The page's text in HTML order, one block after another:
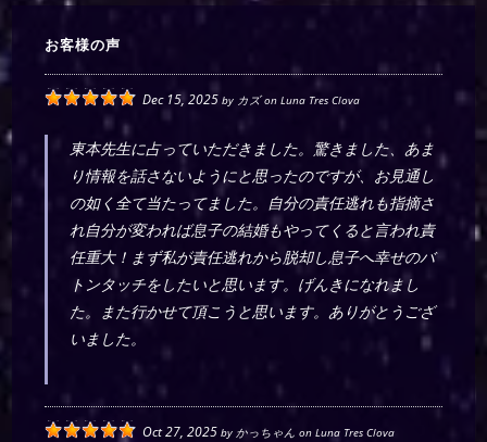
お客様の声
Dec 15, 2025 by カズonLuna Tres Clova
東本先生に占っていただきました。驚きました、あま
り情報を話さないようにと思ったのですが、お見通し
の如く全て当たってました。自分の責任逃れも指摘さ
れ自分が変われば息子の結婚もやってくると言われ責
任重大！まず私が責任逃れから脱却し息子へ幸せのバ
トンタッチをしたいと思います。げんきになれまし
た。また行かせて頂こうと思います。ありがとうござ
いました。
Oct 27, 2025 by かっちゃん onLuna Tres Clova